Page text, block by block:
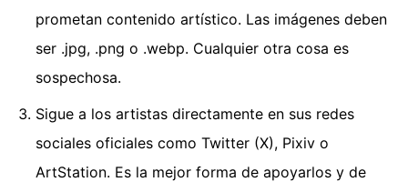
prometan contenido artístico. Las imágenes deben
ser .jpg, .png o .webp. Cualquier otra cosa es
sospechosa.
Sigue a los artistas directamente en sus redes
sociales oficiales como Twitter (X), Pixiv o
ArtStation. Es la mejor forma de apoyarlos y de